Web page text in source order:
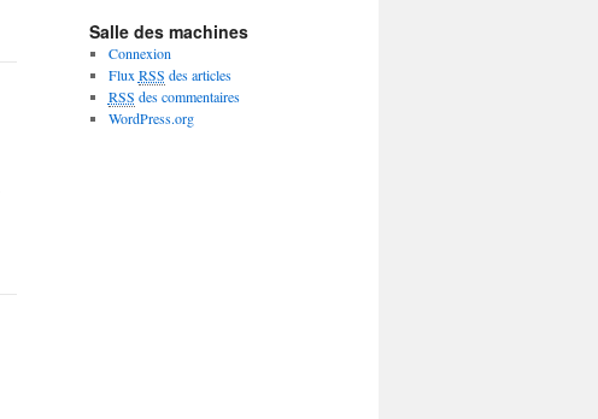
Salle des machines
Connexion
Flux RSS des articles
RSS des commentaires
WordPress.org